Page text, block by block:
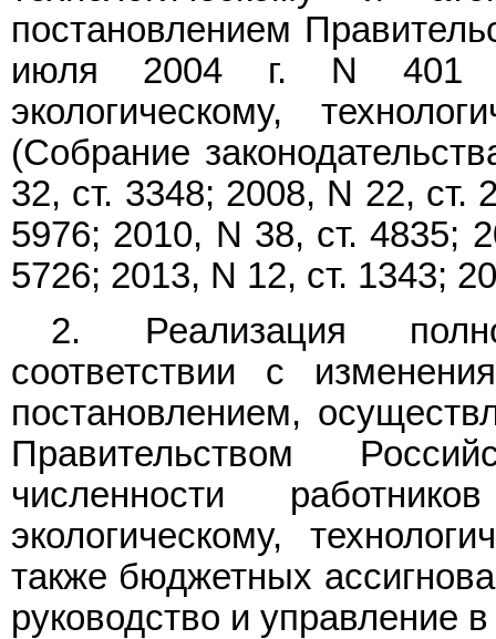
постановлением
июля 2004 г. N 401
экологическому,
(Собрание
32, ст. 3348; 2008, N 22, ст.
5976; 2010, N 38, ст. 4835;
5726; 2013, N 12, ст. 1343;
2. Реализация
соответствии с
постановлением,
Правительством
численности
экологическому,
также бюджетных
руководство и управление